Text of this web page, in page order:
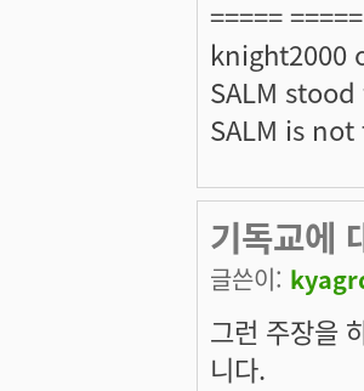
=====
knight2000
SALM
SALM is
기독교에
글쓴이:
그런 주장을
니다.